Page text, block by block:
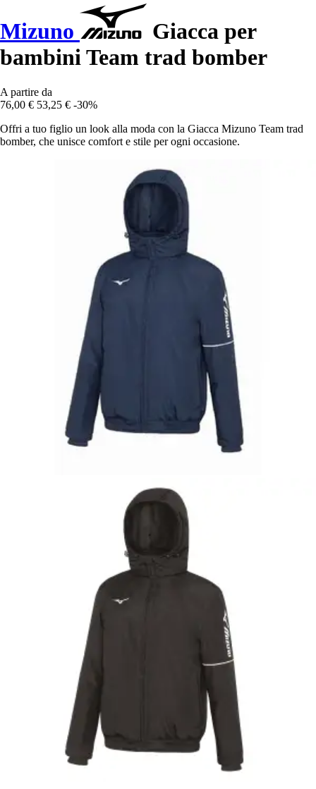
Mizuno
Giacca per
bambini Team trad bomber
A partire da
76,00 € 53,25 € -30%
Offri a tuo figlio un look alla moda con la Giacca Mizuno Team trad
bomber, che unisce comfort e stile per ogni occasione.